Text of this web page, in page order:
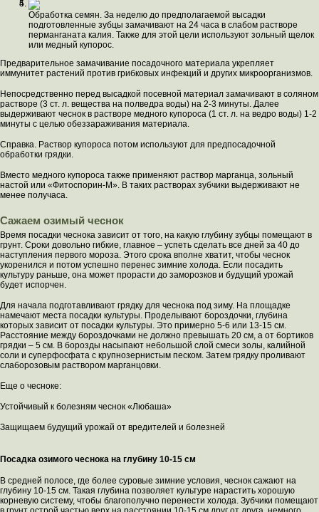
Обработка семян. За неделю до предполагаемой высадки
подготовленные зубцы замачивают на 24 часа в слабом растворе
перманганата калия. Также для этой цели используют зольный щелок
или медный купорос.
Предварительное замачивание посадочного материала укрепляет
иммунитет растений против грибковых инфекций и других микроорганизмов.
Непосредственно перед высадкой посевной материал замачивают в соляном
растворе (3 ст. л. вещества на полведра воды) на 2-3 минуты. Далее
выдерживают чеснок в растворе медного купороса (1 ст. л. на ведро воды) 1-2
минуты с целью обеззараживания материала.
Справка. Раствор купороса потом используют для предпосадочной
обработки грядки.
Вместо медного купороса также применяют раствор марганца, зольный
настой или «Фитоспорин-М». В таких растворах зубчики выдерживают не
менее получаса.
Сажаем озимый чеснок
Время посадки чеснока зависит от того, на какую глубину зубцы помещают в
грунт. Сроки довольно гибкие, главное – успеть сделать все дней за 40 до
наступления первого мороза. Этого срока вполне хватит, чтобы чеснок
укоренился и потом успешно перенес зимние холода. Если посадить
культуру раньше, она может прорасти до заморозков и будущий урожай
будет испорчен.
Для начала подготавливают грядку для чеснока под зиму. На площадке
намечают места посадки культуры. Проделывают бороздочки, глубина
которых зависит от посадки культуры. Это примерно 5-6 или 13-15 см.
Расстояние между бороздочками не должно превышать 20 см, а от бортиков
грядки – 5 см. В борозды насыпают небольшой слой смеси золы, калийной
соли и суперфосфата с крупнозернистым песком. Затем грядку проливают
слаборозовым раствором марганцовки.
Еще о чесноке:
Устойчивый к болезням чеснок «Любаша»
Защищаем будущий урожай от вредителей и болезней
Посадка озимого чеснока на глубину 10-15 см
В средней полосе, где более суровые зимние условия, чеснок сажают на
глубину 10-15 см. Такая глубина позволяет культуре нарастить хорошую
корневую систему, чтобы благополучно перенести холода. Зубчики помещают